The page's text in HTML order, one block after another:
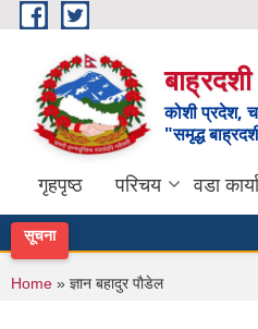
Skip to main content
कोशी प्रदेश,
"समृद्ध
गृहपृष्ठ परिचय वडा
सूचना
You are here
Home » ज्ञान बहादुर पाैडेल